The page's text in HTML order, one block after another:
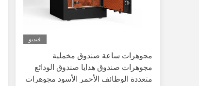
فيديو
مجوهرات ساعة صندوق مخملية
مجوهرات صندوق هدايا صندوق الودائع
متعددة الوظائف الأحمر الأسود مجوهرات